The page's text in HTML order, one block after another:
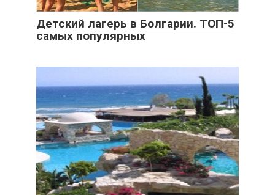
Детский лагерь в Болгарии. ТОП-5
самых популярных